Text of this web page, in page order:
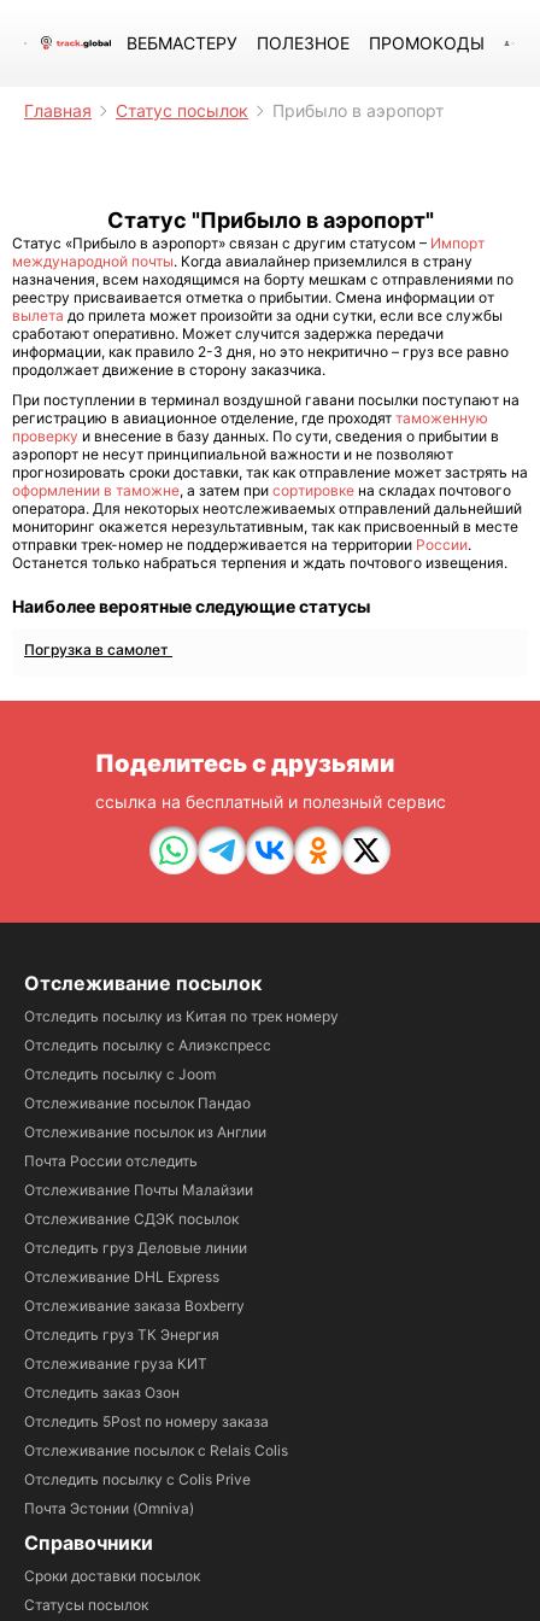
ВЕБМАСТЕРУ ПОЛЕЗНОЕ ПРОМОКОДЫ
Главная Статус посылок Прибыло в аэропорт
Статус "Прибыло в аэропорт"
Статус «Прибыло в аэропорт» связан с другим статусом – Импорт
международной почты. Когда авиалайнер приземлился в страну
назначения, всем находящимся на борту мешкам с отправлениями по
реестру присваивается отметка о прибытии. Смена информации от
вылета до прилета может произойти за одни сутки, если все службы
сработают оперативно. Может случится задержка передачи
информации, как правило 2-3 дня, но это некритично – груз все равно
продолжает движение в сторону заказчика.
При поступлении в терминал воздушной гавани посылки поступают на
регистрацию в авиационное отделение, где проходят таможенную
проверку и внесение в базу данных. По сути, сведения о прибытии в
аэропорт не несут принципиальной важности и не позволяют
прогнозировать сроки доставки, так как отправление может застрять на
оформлении в таможне, а затем при сортировке на складах почтового
оператора. Для некоторых неотслеживаемых отправлений дальнейший
мониторинг окажется нерезультативным, так как присвоенный в месте
отправки трек-номер не поддерживается на территории России.
Останется только набраться терпения и ждать почтового извещения.
Наиболее вероятные следующие статусы
Погрузка в самолет
Поделитесь с друзьями
ссылка на бесплатный и полезный сервис
Отслеживание посылок
Отследить посылку из Китая по трек номеру
Отследить посылку с Алиэкспресс
Отследить посылку с Joom
Отслеживание посылок Пандао
Отслеживание посылок из Англии
Почта России отследить
Отслеживание Почты Малайзии
Отслеживание СДЭК посылок
Отследить груз Деловые линии
Отслеживание DHL Express
Отслеживание заказа Boxberry
Отследить груз ТК Энергия
Отслеживание груза КИТ
Отследить заказ Озон
Отследить 5Post по номеру заказа
Отслеживание посылок с Relais Colis
Отследить посылку с Colis Prive
Почта Эстонии (Omniva)
Справочники
Сроки доставки посылок
Статусы посылок